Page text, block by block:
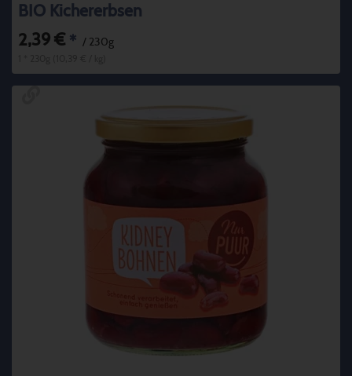
BIO Kichererbsen
2,39 € * / 230g